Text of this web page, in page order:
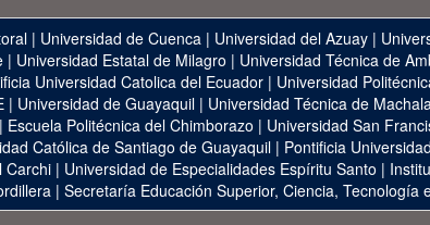
| Universidad de Cuenca | Universidad del Azuay |
| Universidad Estatal de Milagro | Universidad Técnica de
Universidad Catolica del Ecuador| Universidad
| Universidad de Guayaquil | Universidad Técnica de
Escuela Politécnica del Chimborazo | Universidad San
Católica de Santiago de Guayaquil | Pontificia
Carchi | Universidad de Especialidades Espíritu Santo |
| Secretaría Educación Superior, Ciencia, Tecnología